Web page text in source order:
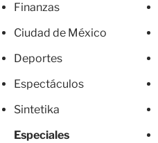
Finanzas
Ciudad de México
Deportes
Espectáculos
Sintetika
Especiales